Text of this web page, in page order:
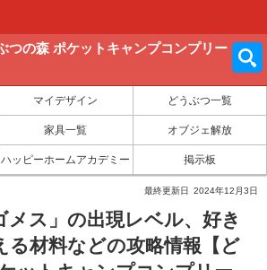
つの森 ポケットキャンプコンプリー
マイデザイン どうぶつ一覧
家具一覧 オブジェ解放
ハッピーホームアカデミー 掲示板
最終更新日 2024年12月3日
メス」の出現レベル、好き
る材料などの攻略情報【ど